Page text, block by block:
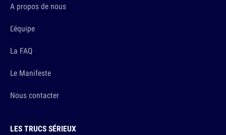
A propos de nous
L'équipe
La FAQ
Le Manifeste
Nous contacter
LES TRUCS SÉRIEUX